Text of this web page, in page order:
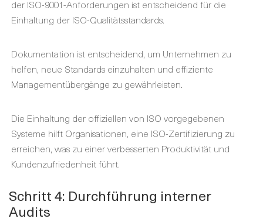
der ISO-9001-Anforderungen ist entscheidend für die
Einhaltung der ISO-Qualitätsstandards.
Dokumentation ist entscheidend, um Unternehmen zu
helfen, neue Standards einzuhalten und effiziente
Managementübergänge zu gewährleisten.
Die Einhaltung der offiziellen von ISO vorgegebenen
Systeme hilft Organisationen, eine ISO-Zertifizierung zu
erreichen, was zu einer verbesserten Produktivität und
Kundenzufriedenheit führt.
Schritt 4: Durchführung interner
Audits